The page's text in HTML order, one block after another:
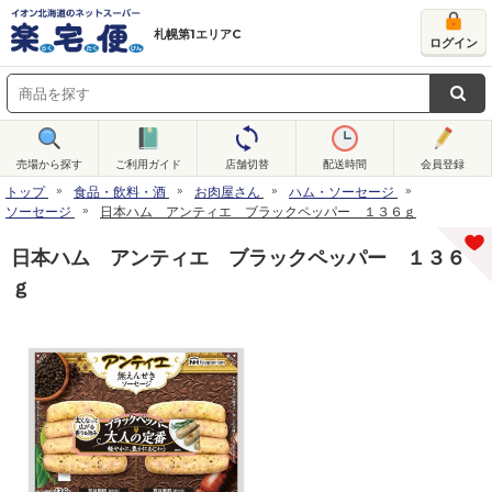
札幌第1エリアC
ログイン
売場から探す ご利用ガイド 店舗切替 配送時間 会員登録
トップ 食品・飲料・酒 お肉屋さん
ハム・ソーセージ
ソーセージ
日本ハム アンティエ ブラックペッパー １３６ｇ
日本ハム アンティエ ブラックペッパー １３６
ｇ